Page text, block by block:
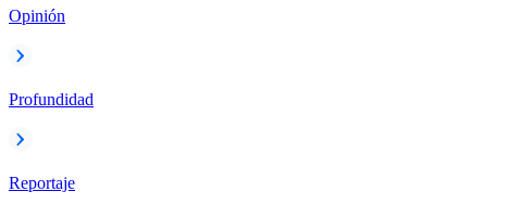
Opinión
Profundidad
Reportaje